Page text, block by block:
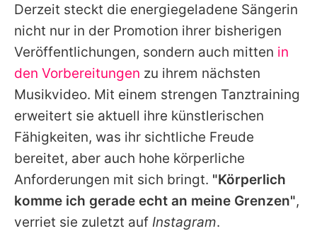
Derzeit steckt die energiegeladene Sängerin
nicht nur in der Promotion ihrer bisherigen
Veröffentlichungen, sondern auch mitten in
den Vorbereitungen zu ihrem nächsten
Musikvideo. Mit einem strengen Tanztraining
erweitert sie aktuell ihre künstlerischen
Fähigkeiten, was ihr sichtliche Freude
bereitet, aber auch hohe körperliche
Anforderungen mit sich bringt. "Körperlich
komme ich gerade echt an meine Grenzen",
verriet sie zuletzt auf Instagram.